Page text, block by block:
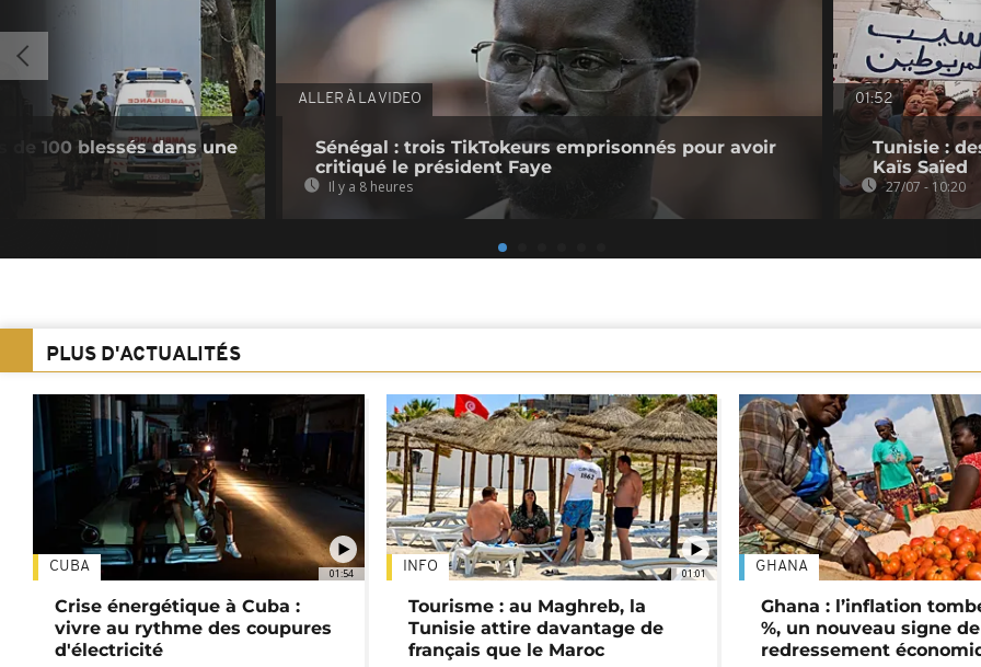
de 100 blessés dans une
ALLER À LA VIDEO
Sénégal : trois TikTokeurs emprisonnés pour avoir
critiqué le président Faye
Il y a 8 heures
01:52
Tunisie :
Kaïs Saïed
27/07 - 10:20
PLUS D'ACTUALITÉS
01:54
CUBA
Crise énergétique à Cuba :
vivre au rythme des coupures
d'électricité
01:01
INFO
Tourisme : au Maghreb, la
Tunisie attire davantage de
français que le Maroc
GHANA
Ghana : l’inflation
%, un nouveau signe de
redressement